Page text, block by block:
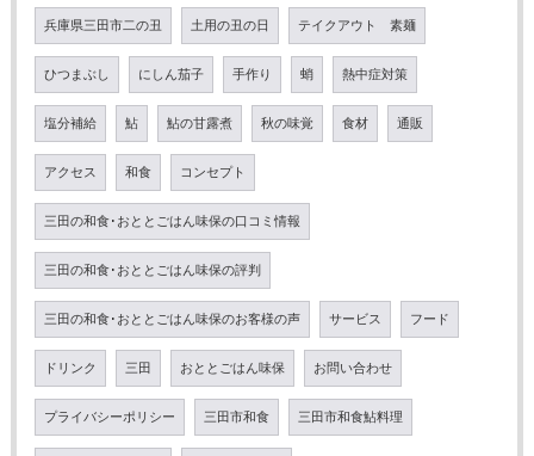
兵庫県三田市二の丑 土用の丑の日 テイクアウト 素麺
ひつまぶし にしん茄子 手作り 蛸 熱中症対策
塩分補給 鮎 鮎の甘露煮 秋の味覚 食材 通販
アクセス 和食 コンセプト
三田の和食･おととごはん味保の口コミ情報
三田の和食･おととごはん味保の評判
三田の和食･おととごはん味保のお客様の声 サービス フード
ドリンク 三田 おととごはん味保 お問い合わせ
プライバシーポリシー 三田市和食 三田市和食鮎料理